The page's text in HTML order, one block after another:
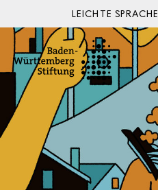
Zum Inhalt springen
LEICHTE SPRACHE